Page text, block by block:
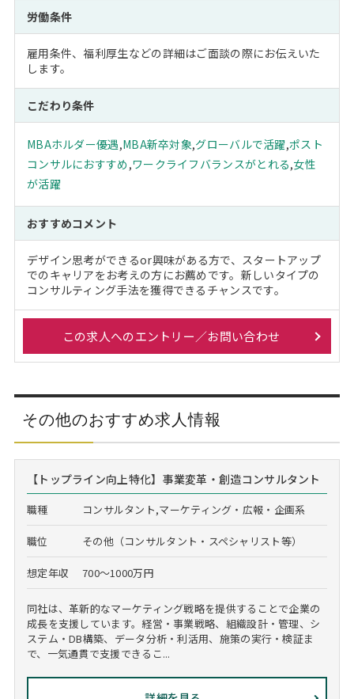
労働条件
雇用条件、福利厚生などの詳細はご面談の際にお伝えいた
します。
こだわり条件
MBAホルダー優遇,MBA新卒対象,グローバルで活躍,ポスト
コンサルにおすすめ ,ワークライフバランスがとれる,女性
が活躍
おすすめコメント
デザイン思考ができるor興味がある方で、スタートアップ
でのキャリアをお考えの方にお薦めです。新しいタイプの
コンサルティング手法を獲得できるチャンスです。
この求人へのエントリー／お問い合わせ
その他のおすすめ求人情報
【トップライン向上特化】事業変革・創造コンサルタント
職種 コンサルタント,マーケティング・広報・企画系
職位 その他（コンサルタント・スペシャリスト等）
想定年収 700～1000万円
同社は、革新的なマーケティング戦略を提供することで企業の
成長を支援しています。経営・事業戦略、組織設計・管理、シ
ステム・DB構築、データ分析・利活用、施策の実行・検証ま
で、一気通貫で支援できるこ...